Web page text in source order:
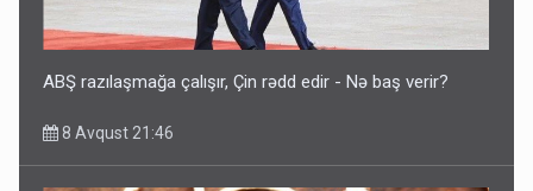
ABŞ razılaşmağa çalışır, Çin rədd edir - Nə baş verir?
8 Avqust 21:46